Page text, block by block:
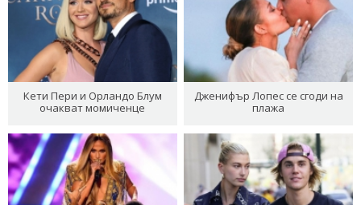
Кети Пери и Орландо Блум
очакват момиченце
Дженифър Лопес се сгоди на
плажа